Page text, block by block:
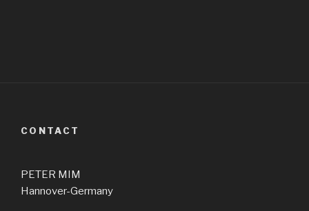
CONTACT
PETER MIM
Hannover-Germany